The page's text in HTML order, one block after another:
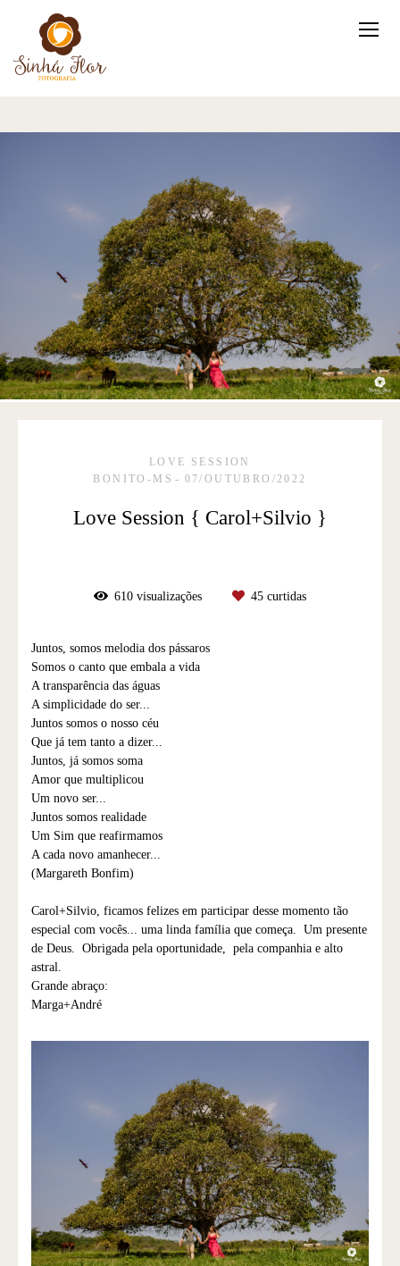
LOVE SESSION
BONITO-MS
07/OUTUBRO/2022
Love Session { Carol+Silvio }
610 visualizações 45 curtidas
Juntos, somos melodia dos pássaros
Somos o canto que embala a vida
A transparência das águas
A simplicidade do ser...
Juntos somos o nosso céu
Que já tem tanto a dizer...
Juntos, já somos soma
Amor que multiplicou
Um novo ser...
Juntos somos realidade
Um Sim que reafirmamos
A cada novo amanhecer...
(Margareth Bonfim)
Carol+Silvio, ficamos felizes em participar desse momento tão
especial com vocês... uma linda família que começa. Um presente
de Deus. Obrigada pela oportunidade, pela companhia e alto
astral.
Grande abraço:
Marga+André